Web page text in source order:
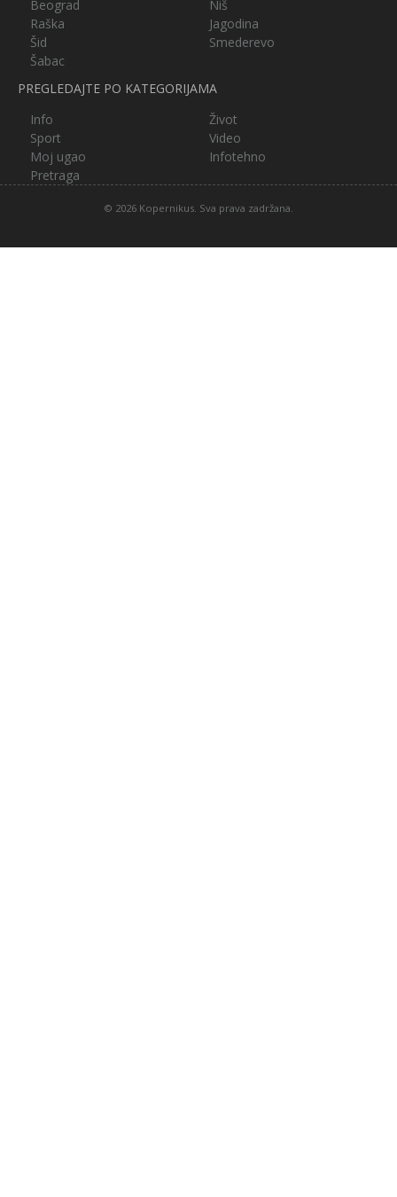
Beograd
Niš
Raška
Jagodina
Šid
Smederevo
Šabac
PREGLEDAJTE PO KATEGORIJAMA
Info
Život
Sport
Video
Moj ugao
Infotehno
Pretraga
© 2026 Kopernikus. Sva prava zadržana.